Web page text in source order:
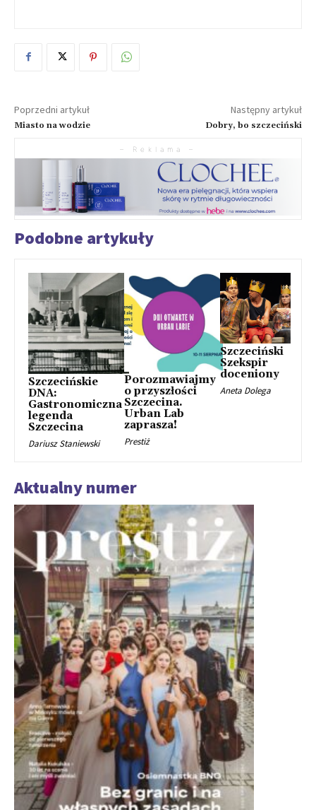
Poprzedni artykuł
Miasto na wodzie
Następny artykuł
Dobry, bo szczeciński
– Reklama –
Podobne artykuły
Szczecińskie
DNA:
Gastronomiczna
legenda
Szczecina
Dariusz Staniewski
Porozmawiajmy
o przyszłości
Szczecina.
Urban Lab
zaprasza!
Prestiż
Szczeciński
Szekspir
doceniony
Aneta Dolega
Aktualny numer